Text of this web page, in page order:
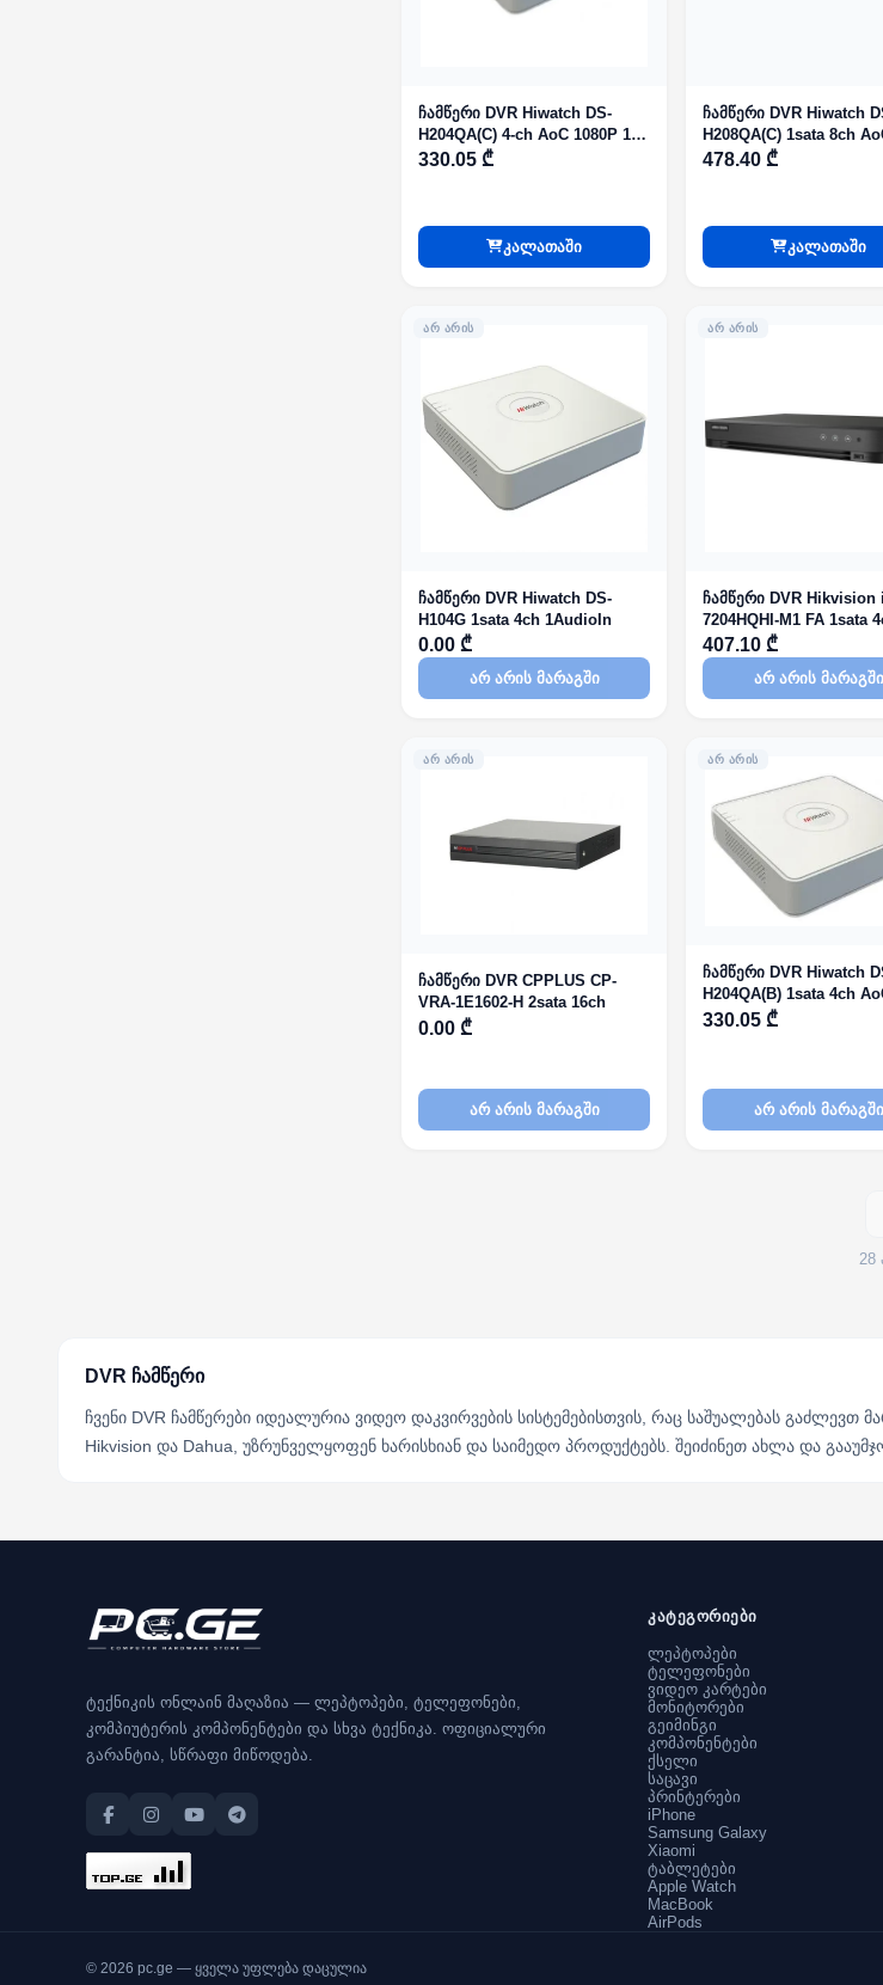
ჩამწერი DVR Hiwatch DS-
H204QA(C) 4-ch AoC 1080P 1U
H.265 AcuSense
330.05 ₾
კალათაში
ჩამწერი DVR Hiwatch
H208QA(C) 1sata 8ch
478.40 ₾
კალათაში
ᲐᲠ ᲐᲠᲘᲡ
ჩამწერი DVR Hiwatch DS-
H104G 1sata 4ch 1AudioIn
0.00 ₾
არ არის მარაგში
ᲐᲠ ᲐᲠᲘᲡ
ჩამწერი DVR Hikvision
7204HQHI-M1 FA 1sata
AcuSense
407.10 ₾
არ არის მარაგში
ᲐᲠ ᲐᲠᲘᲡ
ჩამწერი DVR CPPLUS CP-
VRA-1E1602-H 2sata 16ch
0.00 ₾
არ არის მარაგში
ᲐᲠ ᲐᲠᲘᲡ
ჩამწერი DVR Hiwatch
H204QA(B) 1sata 4ch
330.05 ₾
არ არის მარაგში
28
DVR ჩამწერი
ჩვენი DVR ჩამწერები იდეალურია ვიდეო დაკვირვების სისტემებისთვის, რაც საშუალებას
Hikvision და Dahua, უზრუნველყოფენ ხარისხიან და საიმედო პროდუქტებს. შეიძინეთ ახლა და
ტექნიკის ონლაინ მაღაზია — ლეპტოპები, ტელეფონები,
კომპიუტერის კომპონენტები და სხვა ტექნიკა. ოფიციალური
გარანტია, სწრაფი მიწოდება.
კატეგორიები
ლეპტოპები
ტელეფონები
ვიდეო კარტები
მონიტორები
გეიმინგი
კომპონენტები
ქსელი
საცავი
პრინტერები
iPhone
Samsung Galaxy
Xiaomi
ტაბლეტები
Apple Watch
MacBook
AirPods
© 2026 pc.ge — ყველა უფლება დაცულია